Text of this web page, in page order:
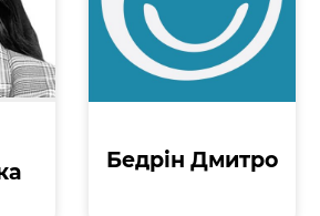
Бедрін Дмитро